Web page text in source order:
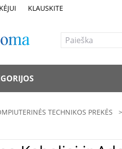
KLAUSKITE
TECHNIKOS PREKĖS >